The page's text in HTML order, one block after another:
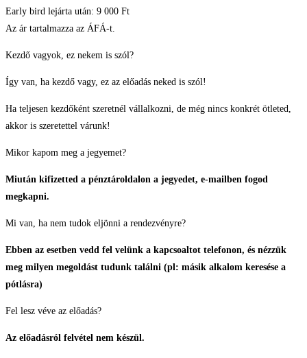
Early bird lejárta után: 9 000 Ft
Az ár tartalmazza az ÁFÁ-t.
Kezdő vagyok, ez nekem is szól?
Így van, ha kezdő vagy, ez az előadás neked is szól!
Ha teljesen kezdőként szeretnél vállalkozni, de még nincs konkrét ötleted,
akkor is szeretettel várunk!
Mikor kapom meg a jegyemet?
Miután kifizetted a pénztároldalon a jegyedet, e-mailben fogod
megkapni.
Mi van, ha nem tudok eljönni a rendezvényre?
Ebben az esetben vedd fel velünk a kapcsoaltot telefonon, és nézzük
meg milyen megoldást tudunk találni (pl: másik alkalom keresése a
pótlásra)
Fel lesz véve az előadás?
Az előadásról felvétel nem készül.